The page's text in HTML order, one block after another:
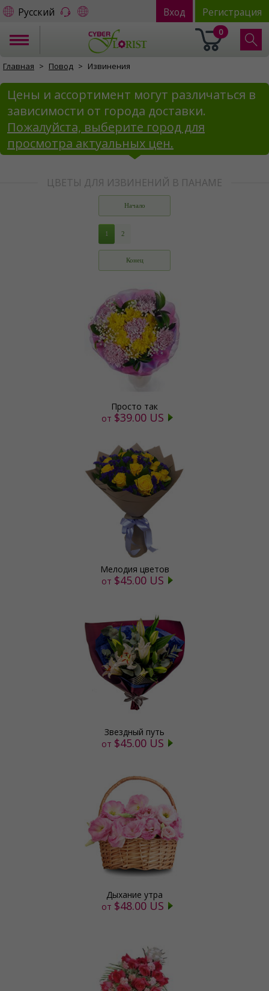
Русский Вход Регистрация
0
Главная Повод Извинения
Цены и ассортимент могут различаться в
зависимости от города доставки.
Пожалуйста, выберите город для
просмотра актуальных цен.
ЦВЕТЫ ДЛЯ ИЗВИНЕНИЙ В ПАНАМЕ
Начало
1 2
Конец
Просто так
от $39.00 US
Мелодия цветов
от $45.00 US
Звездный путь
от $45.00 US
Дыхание утра
от $48.00 US